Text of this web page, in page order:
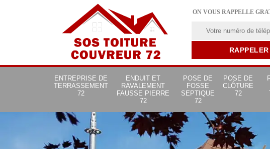
ON VOUS RAPPELLE
ENTREPRISE DE
TERRASSEMENT
72
ENDUIT ET
RAVALEMENT
FAUSSE PIERRE
72
POSE DE
FOSSE
SEPTIQUE
72
POSE DE
CLÔTURE
72